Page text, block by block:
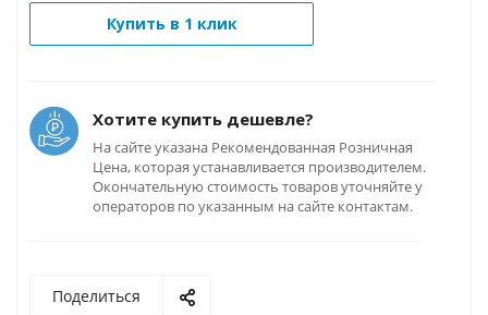
Купить в 1 клик
Хотите купить дешевле?
На сайте указана Рекомендованная Розничная
Цена, которая устанавливается производителем.
Окончательную стоимость товаров уточняйте у
операторов по указанным на сайте контактам.
Поделиться